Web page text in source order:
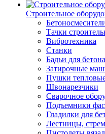
Строительное
Тачки
Вибротехника
Станки
Бадьи для бетона
Затирочные
Пушки
Швонарезчики
Сварочное
Подъемники
Гладилки для
Лестницы,